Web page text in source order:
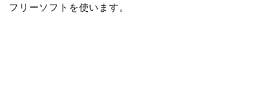
フリーソフトを使います。